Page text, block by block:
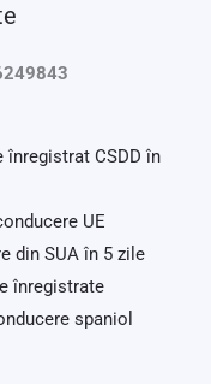
înregistrat CSDD în
UE
din SUA în 5 zile
înregistrate
spaniol